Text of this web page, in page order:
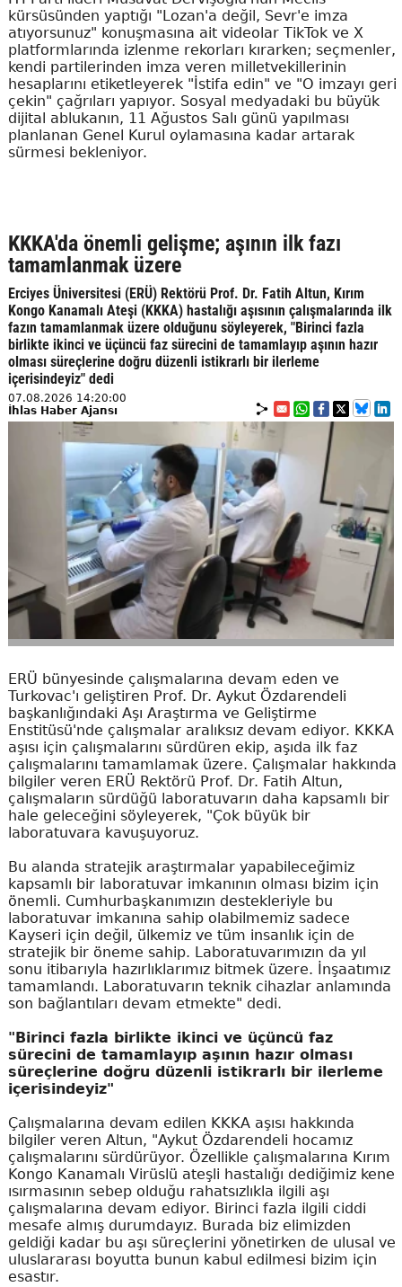
kürsüsünden yaptığı "Lozan'a değil, Sevr'e imza
atıyorsunuz" konuşmasına ait videolar TikTok ve X
platformlarında izlenme rekorları kırarken; seçmenler,
kendi partilerinden imza veren milletvekillerinin
hesaplarını etiketleyerek "İstifa edin" ve "O imzayı geri
çekin" çağrıları yapıyor. Sosyal medyadaki bu büyük
dijital ablukanın, 11 Ağustos Salı günü yapılması
planlanan Genel Kurul oylamasına kadar artarak
sürmesi bekleniyor.
KKKA'da önemli gelişme; aşının ilk fazı
tamamlanmak üzere
Erciyes Üniversitesi (ERÜ) Rektörü Prof. Dr. Fatih Altun, Kırım
Kongo Kanamalı Ateşi (KKKA) hastalığı aşısının çalışmalarında ilk
fazın tamamlanmak üzere olduğunu söyleyerek, "Birinci fazla
birlikte ikinci ve üçüncü faz sürecini de tamamlayıp aşının hazır
olması süreçlerine doğru düzenli istikrarlı bir ilerleme
içerisindeyiz" dedi
07.08.2026 14:20:00
İhlas Haber Ajansı
ERÜ bünyesinde çalışmalarına devam eden ve
Turkovac'ı geliştiren Prof. Dr. Aykut Özdarendeli
başkanlığındaki Aşı Araştırma ve Geliştirme
Enstitüsü'nde çalışmalar aralıksız devam ediyor. KKKA
aşısı için çalışmalarını sürdüren ekip, aşıda ilk faz
çalışmalarını tamamlamak üzere. Çalışmalar hakkında
bilgiler veren ERÜ Rektörü Prof. Dr. Fatih Altun,
çalışmaların sürdüğü laboratuvarın daha kapsamlı bir
hale geleceğini söyleyerek, "Çok büyük bir
laboratuvara kavuşuyoruz.
Bu alanda stratejik araştırmalar yapabileceğimiz
kapsamlı bir laboratuvar imkanının olması bizim için
önemli. Cumhurbaşkanımızın destekleriyle bu
laboratuvar imkanına sahip olabilmemiz sadece
Kayseri için değil, ülkemiz ve tüm insanlık için de
stratejik bir öneme sahip. Laboratuvarımızın da yıl
sonu itibarıyla hazırlıklarımız bitmek üzere. İnşaatımız
tamamlandı. Laboratuvarın teknik cihazlar anlamında
son bağlantıları devam etmekte" dedi.
"Birinci fazla birlikte ikinci ve üçüncü faz
sürecini de tamamlayıp aşının hazır olması
süreçlerine doğru düzenli istikrarlı bir ilerleme
içerisindeyiz"
Çalışmalarına devam edilen KKKA aşısı hakkında
bilgiler veren Altun, "Aykut Özdarendeli hocamız
çalışmalarını sürdürüyor. Özellikle çalışmalarına Kırım
Kongo Kanamalı Virüslü ateşli hastalığı dediğimiz kene
ısırmasının sebep olduğu rahatsızlıkla ilgili aşı
çalışmalarına devam ediyor. Birinci fazla ilgili ciddi
mesafe almış durumdayız. Burada biz elimizden
geldiği kadar bu aşı süreçlerini yönetirken de ulusal ve
uluslararası boyutta bunun kabul edilmesi bizim için
esastır.